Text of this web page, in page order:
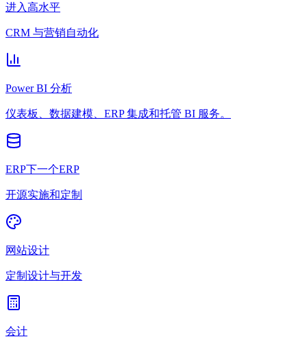
进入高水平
CRM 与营销自动化
Power BI 分析
仪表板、数据建模、ERP 集成和托管 BI 服务。
ERP下一个ERP
开源实施和定制
网站设计
定制设计与开发
会计